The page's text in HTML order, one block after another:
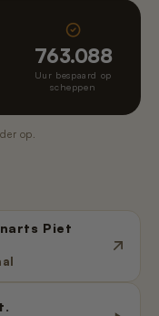
763.088
Uur bespaard op
scheppen
op.
Piet